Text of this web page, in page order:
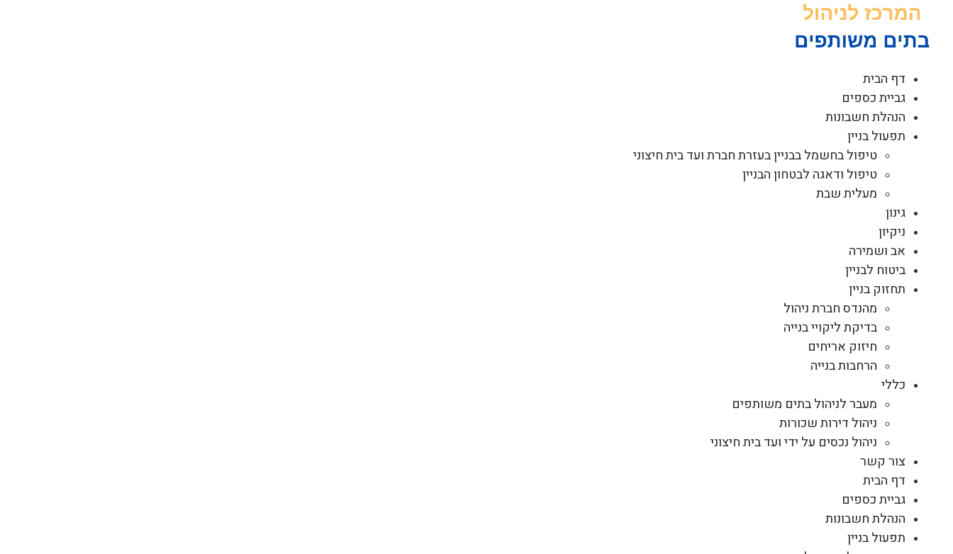
דף הבית
גביית כספים
הנהלת חשבונות
תפעול בניין
טיפול בחשמל בבניין בעזרת חברת ועד בית חיצוני
טיפול ודאגה לבטחון הבניין
מעלית שבת
גינון
ניקיון
אב ושמירה
ביטוח לבניין
תחזוק בניין
מהנדס חברת ניהול
בדיקת ליקויי בנייה
חיזוק אריחים
הרחבות בנייה
כללי
מעבר לניהול בתים משותפים
ניהול דירות שכורות
ניהול נכסים על ידי ועד בית חיצוני
צור קשר
דף הבית
גביית כספים
הנהלת חשבונות
תפעול בניין